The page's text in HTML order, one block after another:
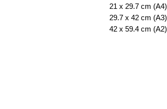
21 x 29.7 cm (A4)
29.7 x 42 cm (A3)
42 x 59.4 cm (A2)